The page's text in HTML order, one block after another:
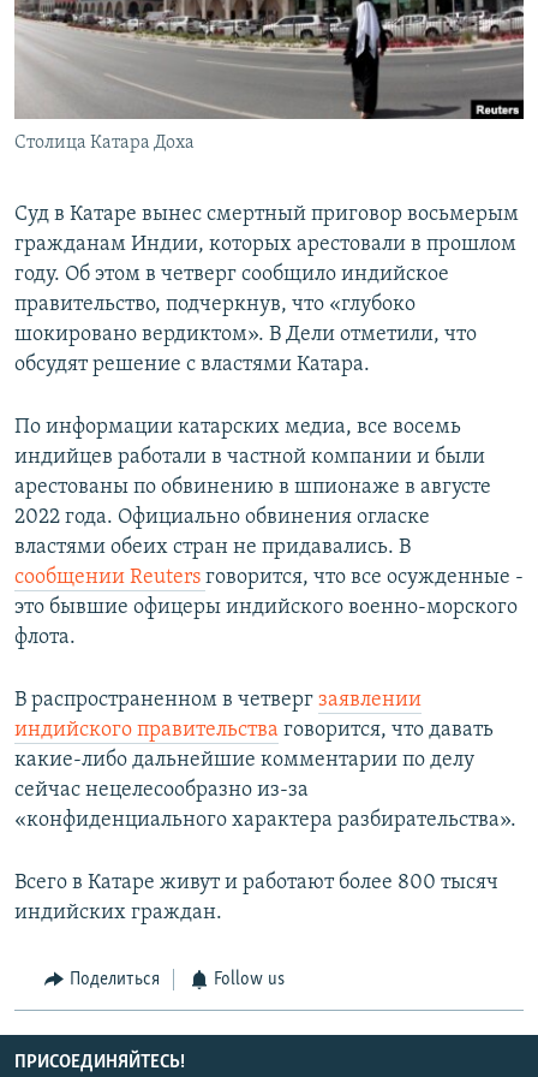
СПОРТ
БЛОГИ
АРХИВ РАДИОПРОГРАММЫ
Все сайты РСЕ/РС
Столица Катара Доха
Суд в Катаре вынес смертный приговор восьмерым
гражданам Индии, которых арестовали в прошлом
году. Об этом в четверг сообщило индийское
правительство, подчеркнув, что «глубоко
шокировано вердиктом». В Дели отметили, что
обсудят решение с властями Катара.
По информации катарских медиа, все восемь
индийцев работали в частной компании и были
арестованы по обвинению в шпионаже в августе
2022 года. Официально обвинения огласке
властями обеих стран не придавались. В
сообщении Reuters говорится, что все осужденные -
это бывшие офицеры индийского военно-морского
флота.
В распространенном в четверг заявлении
индийского правительства говорится, что давать
какие-либо дальнейшие комментарии по делу
сейчас нецелесообразно из-за
«конфиденциального характера разбирательства».
Всего в Катаре живут и работают более 800 тысяч
индийских граждан.
Поделиться Follow us
ПРИСОЕДИНЯЙТЕСЬ!